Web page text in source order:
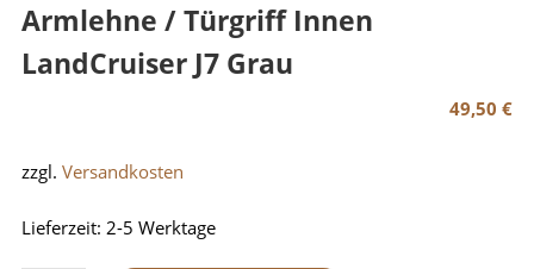
Armlehne / Türgriff Innen
LandCruiser J7 Grau
49,50€
zzgl. Versandkosten
Lieferzeit: 2-5 Werktage